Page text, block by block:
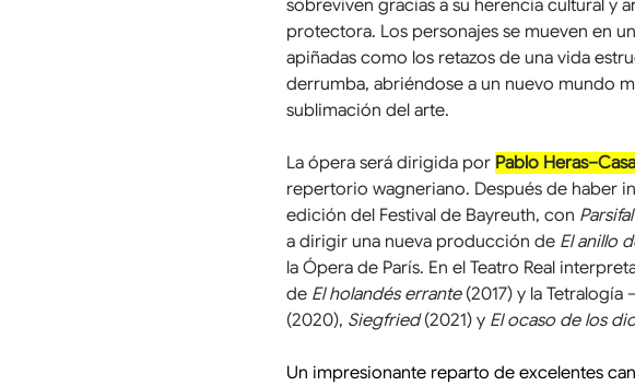
sobreviven gracias a su herencia cultural y
protectora. Los personajes se mueven en
apiñadas como los retazos de una vida
derrumba, abriéndose a un nuevo mundo
sublimación del arte.
La ópera será dirigida por Pablo
repertorio wagneriano. Después de haber
edición del Festival de Bayreuth, con Parsifal
a dirigir una nueva producción de El anillo
la Ópera de París. En el Teatro Real
de El holandés errante (2017) y la Tetralogía
(2020), Siegfried (2021) y El ocaso de los
Un impresionante reparto de excelentes